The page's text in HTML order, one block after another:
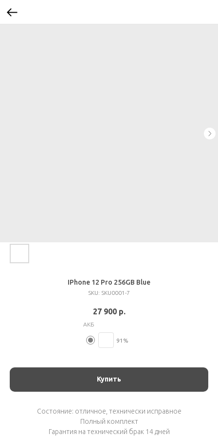
IPhone 12 Pro 256GB Blue
SKU: SKU0001-7
27 900 р.
АКБ
91%
Купить
Состояние: отличное, технически исправное
Полный комплект
Гарантия на технический брак 14 дней